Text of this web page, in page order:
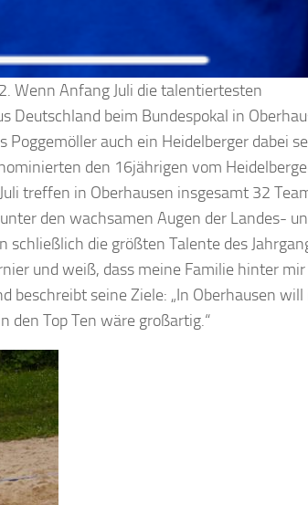
Wenn Anfang Juli die talentiertesten
Deutschland beim Bundespokal in
auch ein Heidelberger dabei
den 16jährigen vom
treffen in Oberhausen insgesamt 32
den wachsamen Augen der Landes-
die größten Talente des
und weiß, dass meine Familie hinter mir
beschreibt seine Ziele: „In Oberhausen
den Top Ten wäre großartig.“